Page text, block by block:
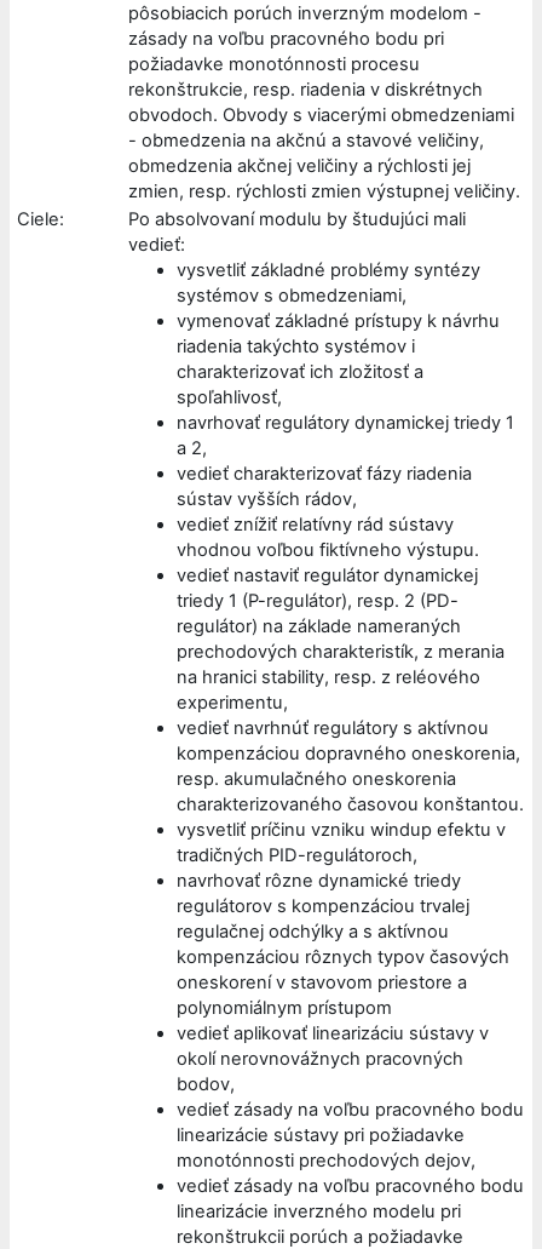
pôsobiacich porúch inverzným modelom -
zásady na voľbu pracovného bodu pri
požiadavke monotónnosti procesu
rekonštrukcie, resp. riadenia v diskrétnych
obvodoch. Obvody s viacerými obmedzeniami
- obmedzenia na akčnú a stavové veličiny,
obmedzenia akčnej veličiny a rýchlosti jej
zmien, resp. rýchlosti zmien výstupnej veličiny.
Ciele:
Po absolvovaní modulu by študujúci mali
vedieť:
vysvetliť základné problémy syntézy
systémov s obmedzeniami,
vymenovať základné prístupy k návrhu
riadenia takýchto systémov i
charakterizovať ich zložitosť a
spoľahlivosť,
navrhovať regulátory dynamickej triedy 1
a 2,
vedieť charakterizovať fázy riadenia
sústav vyšších rádov,
vedieť znížiť relatívny rád sústavy
vhodnou voľbou fiktívneho výstupu.
vedieť nastaviť regulátor dynamickej
triedy 1 (P-regulátor), resp. 2 (PD-
regulátor) na základe nameraných
prechodových charakteristík, z merania
na hranici stability, resp. z reléového
experimentu,
vedieť navrhnúť regulátory s aktívnou
kompenzáciou dopravného oneskorenia,
resp. akumulačného oneskorenia
charakterizovaného časovou konštantou.
vysvetliť príčinu vzniku windup efektu v
tradičných PID-regulátoroch,
navrhovať rôzne dynamické triedy
regulátorov s kompenzáciou trvalej
regulačnej odchýlky a s aktívnou
kompenzáciou rôznych typov časových
oneskorení v stavovom priestore a
polynomiálnym prístupom
vedieť aplikovať linearizáciu sústavy v
okolí nerovnovážnych pracovných
bodov,
vedieť zásady na voľbu pracovného bodu
linearizácie sústavy pri požiadavke
monotónnosti prechodových dejov,
vedieť zásady na voľbu pracovného bodu
linearizácie inverzného modelu pri
rekonštrukcii porúch a požiadavke